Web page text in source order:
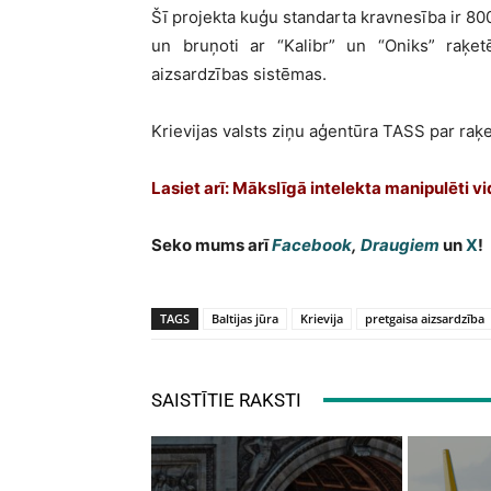
Šī projekta kuģu standarta kravnesība ir
un bruņoti ar “Kalibr” un “Oniks”
aizsardzības sistēmas.
Krievijas valsts ziņu aģentūra TASS par
Lasiet arī: Mākslīgā intelekta manipulēti
Seko mums arīFacebook, Draugiem unX!
TAGS Baltijas jūra Krievija pretgaisa aizsardzība
SAISTĪTIE RAKSTI